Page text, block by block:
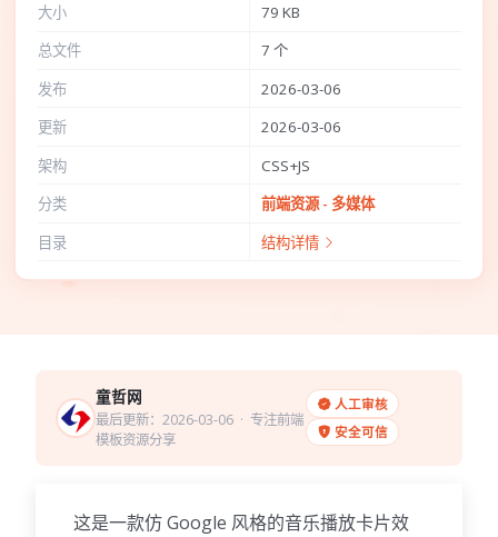
大小
79 KB
总文件
7 个
发布
2026-03-06
更新
2026-03-06
架构
CSS+JS
分类
前端资源 - 多媒体
目录
结构详情
童哲网
最后更新：2026-03-06· 专注前端
模板资源分享
人工审核
安全可信
这是一款仿 Google 风格的音乐播放卡片效